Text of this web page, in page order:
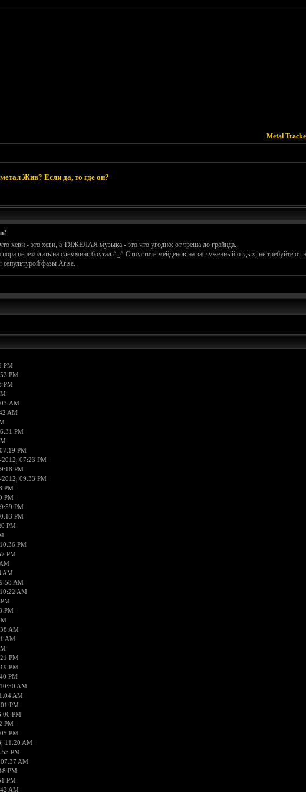
Metal
Жив? Если да, то где он?
хеви - это хеви, а ТЯЖЕЛАЯ музыка - это что угодно: от треша до грайнда.
переходить на слемминг брутал ^_^ Отпустите мейденов на заслуженный отдых, не требуйте
фазы Arise.
PM
PM
PM
AM
AM
PM
PM
07:23 PM
PM
09:33 PM
PM
PM
PM
PM
PM
PM
PM
AM
AM
AM
PM
AM
AM
PM
PM
PM
AM
AM
PM
PM
PM
PM
11:20 AM
PM
AM
PM
PM
AM